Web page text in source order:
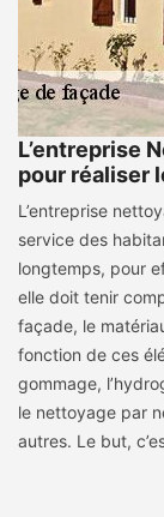
L’entreprise
pour réaliser
L’entreprise
service des
longtemps, pour
elle doit tenir
façade, le
fonction de ces
gommage,
le nettoyage par
autres. Le but,